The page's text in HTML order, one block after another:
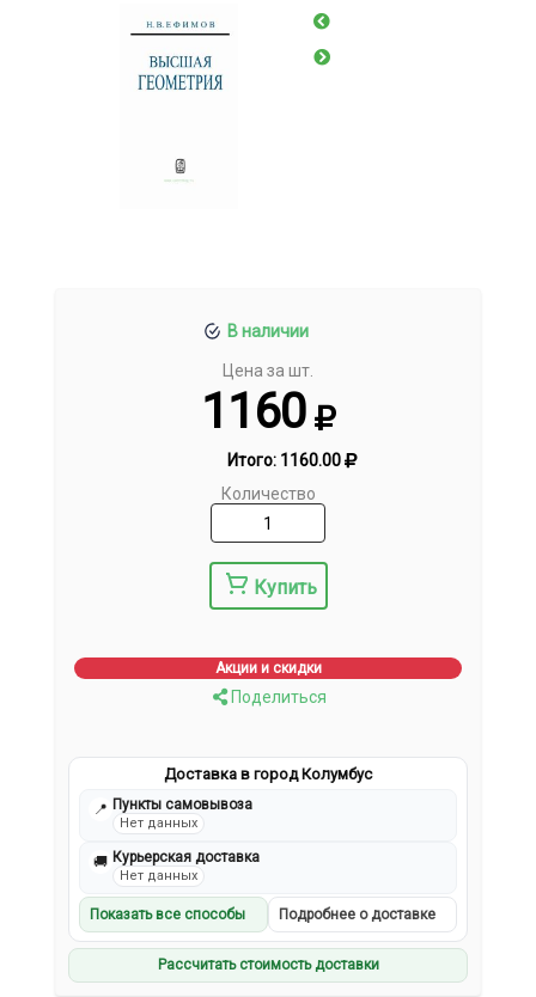
В наличии
Цена за шт.
1160
Итого: 1160.00
Количество
Купить
Акции и скидки
Поделиться
Доставка в город Колумбус
📍 Пункты самовывоза
Нет данных
🚚 Курьерская доставка
Нет данных
Показать все способы Подробнее о доставке
Рассчитать стоимость доставки